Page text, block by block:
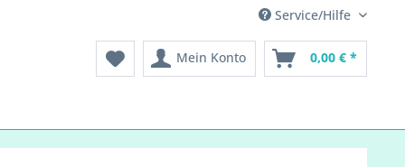
Service/Hilfe
Mein Konto 0,00 € *